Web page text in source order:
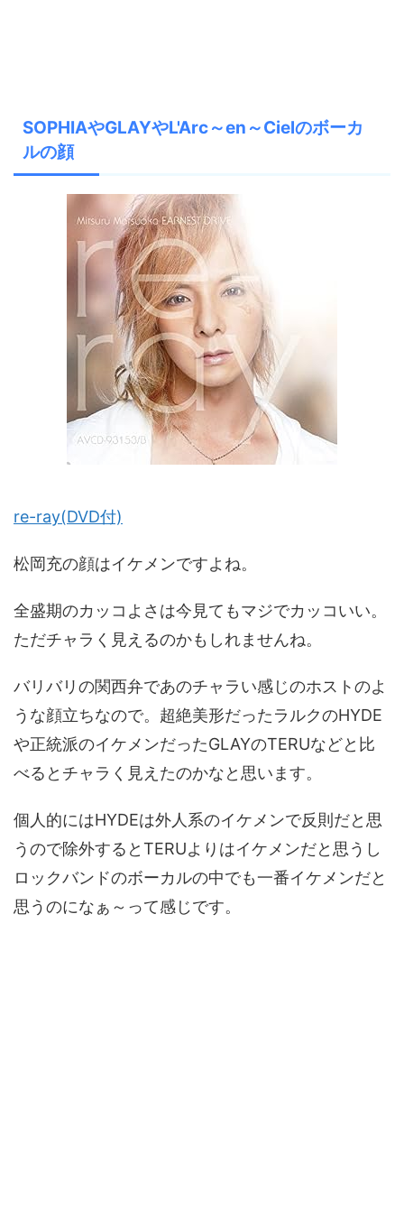
SOPHIAやGLAYやL'Arc～en～Cielのボーカ
ルの顔
re-ray(DVD付)
松岡充の顔はイケメンですよね。
全盛期のカッコよさは今見てもマジでカッコいい。
ただチャラく見えるのかもしれませんね。
バリバリの関西弁であのチャラい感じのホストのよ
うな顔立ちなので。超絶美形だったラルクのHYDE
や正統派のイケメンだったGLAYのTERUなどと比
べるとチャラく見えたのかなと思います。
個人的にはHYDEは外人系のイケメンで反則だと思
うので除外するとTERUよりはイケメンだと思うし
ロックバンドのボーカルの中でも一番イケメンだと
思うのになぁ～って感じです。